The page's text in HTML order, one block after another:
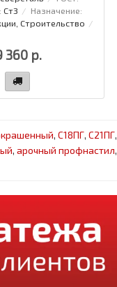
Ст3
Назначение:
Строительство
360 р.
, С18ПГ, С21ПГ,
, арочный профнастил,